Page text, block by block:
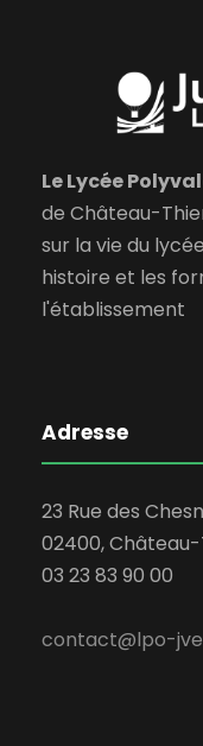
Le Lycée
de Château-
sur la vie du
histoire et les
l'établissement
Adresse
23 Rue des
02400,
03 23 83 90 00
contact@lpo-